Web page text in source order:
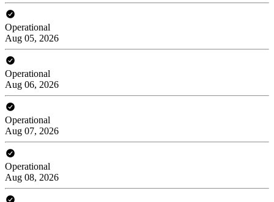
Operational
Aug 05, 2026
Operational
Aug 06, 2026
Operational
Aug 07, 2026
Operational
Aug 08, 2026